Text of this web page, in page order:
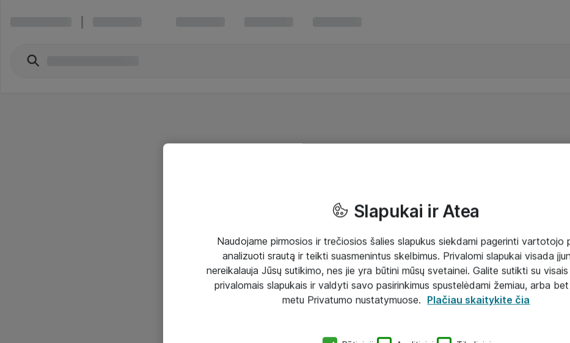
Slapukai ir Atea
Naudojame pirmosios ir trečiosios šalies slapukus siekdami pagerinti vartotojo
analizuoti srautą ir teikti suasmenintus skelbimus. Privalomi slapukai visada
nereikalauja Jūsų sutikimo, nes jie yra būtini mūsų svetainei. Galite sutikti su
privalomais slapukais ir valdyti savo pasirinkimus spustelėdami žemiau, arba
metu Privatumo nustatymuose. Plačiau skaitykite čia